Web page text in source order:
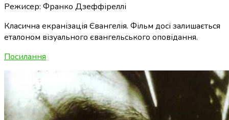
Режисер: Франко Дзеффіреллі
Класична екранізація Євангелія. Фільм досі залишається
еталоном візуального євангельського оповідання.
Посилання